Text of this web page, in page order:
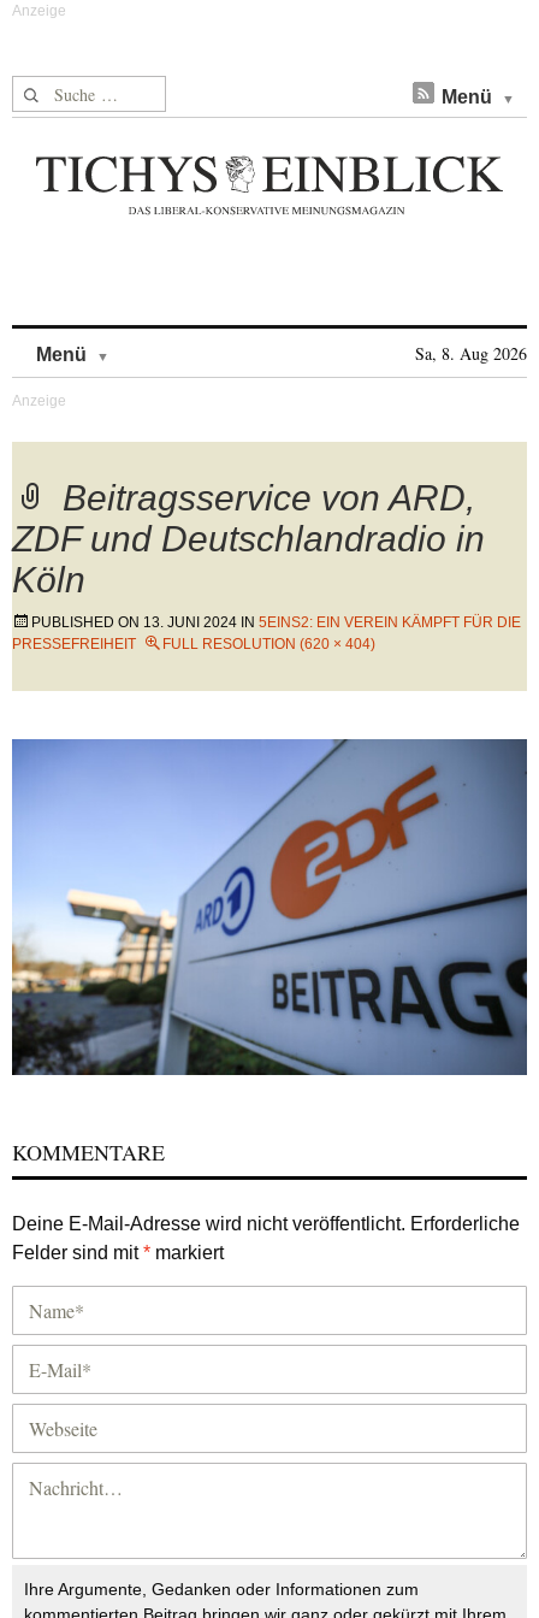
Suche nach: Menü
Menü Sa, 8. Aug 2026
Beitragsservice von ARD,
ZDF und Deutschlandradio in
Köln
PUBLISHED ON 13. JUNI 2024 IN 5EINS2: EIN VEREIN KÄMPFT FÜR DIE
PRESSEFREIHEIT
FULL RESOLUTION (620 × 404)
KOMMENTARE
Deine E-Mail-Adresse wird nicht veröffentlicht. Erforderliche
Felder sind mit* markiert
Ihre Argumente, Gedanken oder Informationen zum